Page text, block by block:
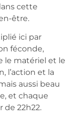
cette
être.
ici par
féconde,
le matériel et le
l’action et la
aussi beau
et chaque
de 22h22.